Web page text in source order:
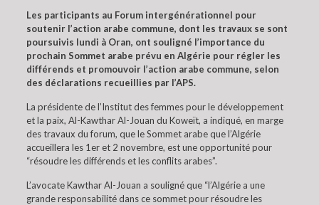
Les participants au Forum intergénérationnel pour
soutenir l’action arabe commune, dont les travaux se sont
poursuivis lundi à Oran, ont souligné l’importance du
prochain Sommet arabe prévu en Algérie pour régler les
différends et promouvoir l’action arabe commune, selon
des déclarations recueillies par l’APS.
La présidente de l’Institut des femmes pour le développement
et la paix, Al-Kawthar Al-Jouan du Koweït, a indiqué, en marge
des travaux du forum, que le Sommet arabe que l’Algérie
accueillera les 1er et 2 novembre, est une opportunité pour
“résoudre les différends et les conflits arabes”.
L’avocate Kawthar Al-Jouan a souligné que “l’Algérie a une
grande responsabilité dans ce sommet pour résoudre les